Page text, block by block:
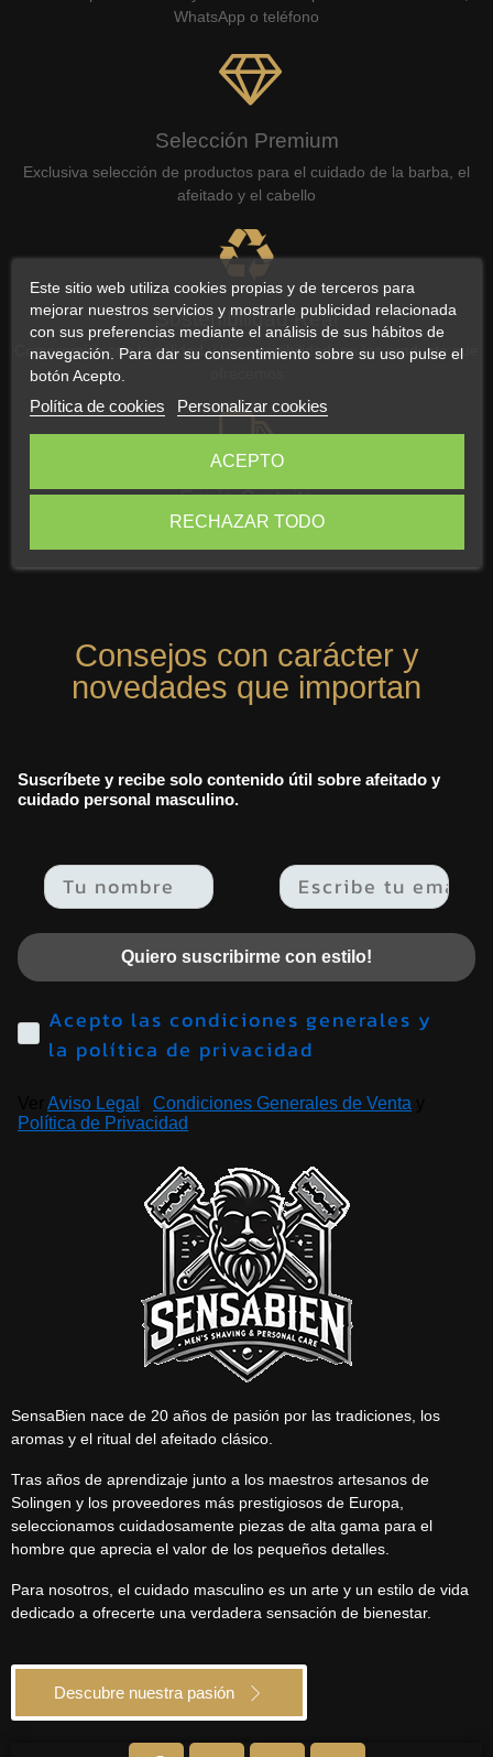
Este sitio web utiliza cookies propias y de terceros para
mejorar nuestros servicios y mostrarle publicidad relacionada
con sus preferencias mediante el análisis de sus hábitos de
navegación. Para dar su consentimiento sobre su uso pulse el
botón Acepto.
Política de cookies Personalizar cookies
RECHAZAR TODO
ACEPTO
WhatsApp o teléfono
Selección Premium
Exclusiva selección de productos para el cuidado de la barba, el
afeitado y el cabello
Sostenibilidad Real
Compromiso con la calidad y la sostenibilidad, en los producto que
Envío Gratuito
Envío gratis a partir de 49 euros en tu carrito de compra.
Consejos con carácter y
novedades que importan
Suscríbete y recibe solo contenido útil sobre afeitado y
cuidado personal masculino.
Email
Quiero suscribirme con estilo!
Acepto las condiciones generales y
la política de privacidad
Aviso Legal Condiciones Generales de Venta
Política de Privacidad
SensaBien nace de 20 años de pasión por las tradiciones, los
aromas y el ritual del afeitado clásico.
Tras años de aprendizaje junto a los maestros artesanos de
Solingen y los proveedores más prestigiosos de Europa,
seleccionamos cuidadosamente piezas de alta gama para el
hombre que aprecia el valor de los pequeños detalles.
Para nosotros, el cuidado masculino es un arte y un estilo de vida
dedicado a ofrecerte una verdadera sensación de bienestar.
Descubre nuestra pasión